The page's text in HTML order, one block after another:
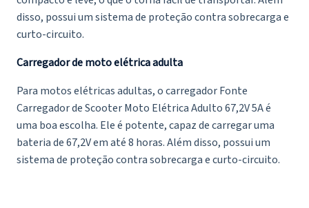
disso, possui um sistema de proteção contra sobrecarga e
curto-circuito.
Carregador de moto elétrica adulta
Para motos elétricas adultas, o carregador Fonte
Carregador de ScooterMoto Elétrica Adulto67,2V 5A é
uma boa escolha. Ele é potente, capaz de carregar uma
bateria de 67,2V em até 8 horas. Além disso, possui um
sistema de proteção contra sobrecarga e curto-circuito.